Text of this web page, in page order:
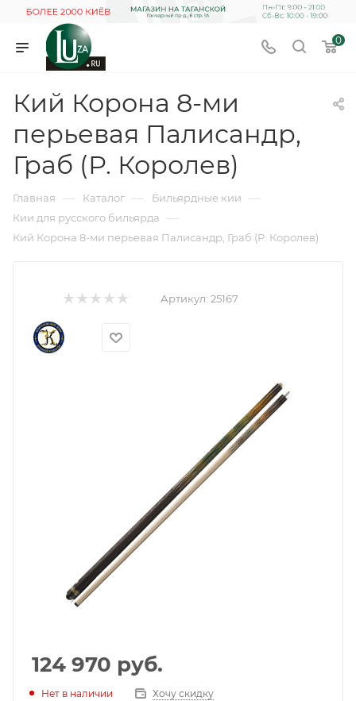
0
Кий Корона 8-ми
перьевая Палисандр,
Граб (Р. Королев)
Главная — Каталог — Бильярдные кии —
Кии для русского бильярда —
Кий Корона 8-ми перьевая Палисандр, Граб (Р. Королев)
Артикул: 25167
124 970 руб.
Нет в наличии Хочу скидку